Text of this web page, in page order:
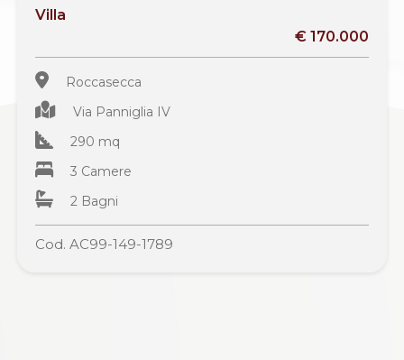
Villa
€ 170.000
Roccasecca
Via Panniglia IV
290 mq
3 Camere
2 Bagni
Cod. AC99-149-1789